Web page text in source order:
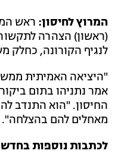
המרוץ לחיסון: ראש
(ראשון) הצהרה
לנגיף הקורונה, כחלק
"היציאה האמיתית
החיסון. "הוא התנדב
מאחלים להם בהצלחה".
לכתבות נוספות בחדשות